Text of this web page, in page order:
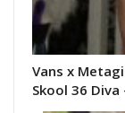
Vans x
Skool 36